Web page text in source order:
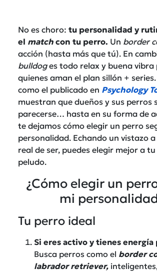
No es choro: tu personalidad y
el match con tu perro. Un border
acción (hasta más que tú). En
bulldoges todo relax y buena vibra
quienes aman el plan sillón +
como el publicado en Psychology
muestran que dueños y sus perros
parecerse… hasta en su forma de
te dejamos cómo elegir un perro
personalidad. Echando un vistazo
real de ser, puedes elegir mejor a tu
peludo.
¿Cómo elegir un
mi
Tu perro ideal
Si eres activo y tienes energía
Busca perros como el border
labrador retriever,